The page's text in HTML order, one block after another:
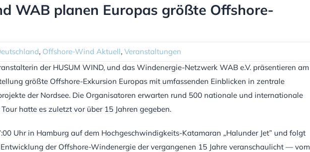
WAB planen Europas größte Offshore-
, Offshore-Wind Aktuell, Veranstaltungen
der HUSUM WIND, und das Windenergie-Netzwerk WAB e.V. präsentieren am
größte Offshore-Exkursion Europas mit umfassenden Einblicken in zentrale
der Nordsee. Die Organisatoren erwarten rund 500 nationale und internationale
hatte es zuletzt vor über 15 Jahren gegeben.
Uhr in Hamburg auf dem Hochgeschwindigkeits-Katamaran „Halunder Jet” und folgt
der Offshore-Windenergie der vergangenen 15 Jahre veranschaulicht — vom